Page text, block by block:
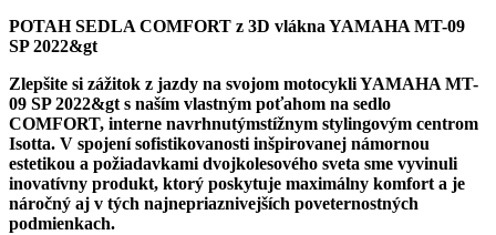
POTAH SEDLA COMFORT z 3D vlákna YAMAHA MT-09
SP 2022&gt
Zlepšite si zážitok z jazdy na svojom motocykli YAMAHA MT-
09 SP 2022&gt s naším vlastným poťahom na sedlo
COMFORT, interne navrhnutýmstížnym stylingovým centrom
Isotta. V spojení sofistikovanosti inšpirovanej námornou
estetikou a požiadavkami dvojkolesového sveta sme vyvinuli
inovatívny produkt, ktorý poskytuje maximálny komfort a je
náročný aj v tých najnepriaznivejších poveternostných
podmienkach.